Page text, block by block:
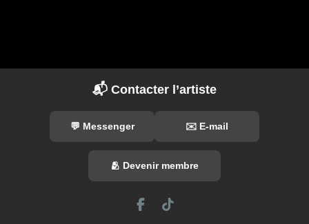
📬 Contacter l’artiste
💬 Messenger ✉️ E-mail
🫂 Devenir membre
F
T